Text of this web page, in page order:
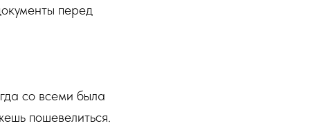
перед
со всеми была
пошевелиться.